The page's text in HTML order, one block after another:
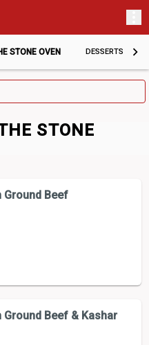
STONE OVEN DESSERTS
STONE
Ground Beef
Ground Beef & Kashar